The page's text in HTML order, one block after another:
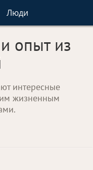
Люди
опыт из
интересные
жизненным